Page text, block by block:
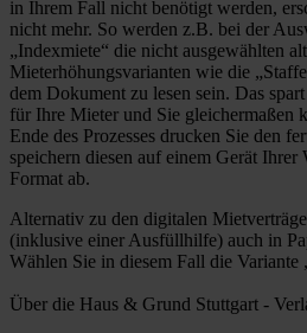
in Ihrem Fall nicht benötigt werden,
nicht mehr. So werden z.B. bei der
„Indexmiete“ die nicht ausgewählten
Mieterhöhungsvarianten wie die
dem Dokument zu lesen sein. Das
für Ihre Mieter und Sie gleichermaßen
Ende des Prozesses drucken Sie den
speichern diesen auf einem Gerät
Format ab.
Alternativ zu den digitalen
(inklusive einer Ausfüllhilfe) auch in
Wählen Sie in diesem Fall die Variante
Über die Haus & Grund Stuttgart -